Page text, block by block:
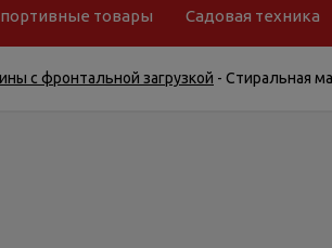
товары Садовая техника
с фронтальной загрузкой - Стиральная